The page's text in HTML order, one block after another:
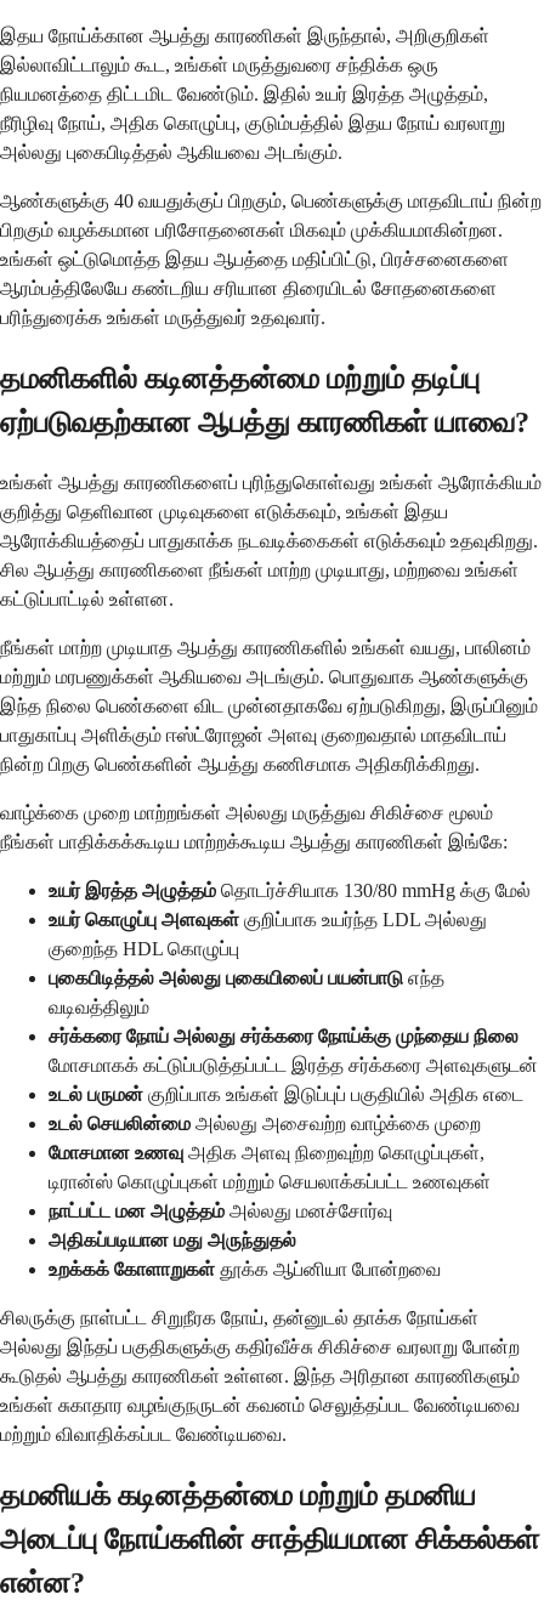
இதய நோய்க்கான ஆபத்து காரணிகள் இருந்தால், அறிகுறிகள்
இல்லாவிட்டாலும் கூட, உங்கள் மருத்துவரை சந்திக்க ஒரு
நியமனத்தை திட்டமிட வேண்டும். இதில் உயர் இரத்த அழுத்தம்,
நீரிழிவு நோய், அதிக கொழுப்பு, குடும்பத்தில் இதய நோய் வரலாறு
அல்லது புகைபிடித்தல் ஆகியவை அடங்கும்.
ஆண்களுக்கு 40 வயதுக்குப் பிறகும், பெண்களுக்கு மாதவிடாய் நின்ற
பிறகும் வழக்கமான பரிசோதனைகள் மிகவும் முக்கியமாகின்றன.
உங்கள் ஒட்டுமொத்த இதய ஆபத்தை மதிப்பிட்டு, பிரச்சனைகளை
ஆரம்பத்திலேயே கண்டறிய சரியான திரையிடல் சோதனைகளை
பரிந்துரைக்க உங்கள் மருத்துவர் உதவுவார்.
தமனிகளில் கடினத்தன்மை மற்றும் தடிப்பு
ஏற்படுவதற்கான ஆபத்து காரணிகள் யாவை?
உங்கள் ஆபத்து காரணிகளைப் புரிந்துகொள்வது உங்கள் ஆரோக்கியம்
குறித்து தெளிவான முடிவுகளை எடுக்கவும், உங்கள் இதய
ஆரோக்கியத்தைப் பாதுகாக்க நடவடிக்கைகள் எடுக்கவும் உதவுகிறது.
சில ஆபத்து காரணிகளை நீங்கள் மாற்ற முடியாது, மற்றவை உங்கள்
கட்டுப்பாட்டில் உள்ளன.
நீங்கள் மாற்ற முடியாத ஆபத்து காரணிகளில் உங்கள் வயது, பாலினம்
மற்றும் மரபணுக்கள் ஆகியவை அடங்கும். பொதுவாக ஆண்களுக்கு
இந்த நிலை பெண்களை விட முன்னதாகவே ஏற்படுகிறது, இருப்பினும்
பாதுகாப்பு அளிக்கும் ஈஸ்ட்ரோஜன் அளவு குறைவதால் மாதவிடாய்
நின்ற பிறகு பெண்களின் ஆபத்து கணிசமாக அதிகரிக்கிறது.
வாழ்க்கை முறை மாற்றங்கள் அல்லது மருத்துவ சிகிச்சை மூலம்
நீங்கள் பாதிக்கக்கூடிய மாற்றக்கூடிய ஆபத்து காரணிகள் இங்கே:
உயர் இரத்த அழுத்தம் தொடர்ச்சியாக 130/80 mmHg க்கு மேல்
உயர் கொழுப்பு அளவுகள் குறிப்பாக உயர்ந்த LDL அல்லது
குறைந்த HDL கொழுப்பு
புகைபிடித்தல் அல்லது புகையிலைப் பயன்பாடு எந்த
வடிவத்திலும்
சர்க்கரை நோய் அல்லது சர்க்கரை நோய்க்கு முந்தைய நிலை
மோசமாகக் கட்டுப்படுத்தப்பட்ட இரத்த சர்க்கரை அளவுகளுடன்
உடல் பருமன் குறிப்பாக உங்கள் இடுப்புப் பகுதியில் அதிக எடை
உடல் செயலின்மை அல்லது அசைவற்ற வாழ்க்கை முறை
மோசமான உணவு அதிக அளவு நிறைவுற்ற கொழுப்புகள்,
டிரான்ஸ் கொழுப்புகள் மற்றும் செயலாக்கப்பட்ட உணவுகள்
நாட்பட்ட மன அழுத்தம் அல்லது மனச்சோர்வு
அதிகப்படியான மது அருந்துதல்
உறக்கக் கோளாறுகள் தூக்க ஆப்னியா போன்றவை
சிலருக்கு நாள்பட்ட சிறுநீரக நோய், தன்னுடல் தாக்க நோய்கள்
அல்லது இந்தப் பகுதிகளுக்கு கதிர்வீச்சு சிகிச்சை வரலாறு போன்ற
கூடுதல் ஆபத்து காரணிகள் உள்ளன. இந்த அரிதான காரணிகளும்
உங்கள் சுகாதார வழங்குநருடன் கவனம் செலுத்தப்பட வேண்டியவை
மற்றும் விவாதிக்கப்பட வேண்டியவை.
தமனியக் கடினத்தன்மை மற்றும் தமனிய
அடைப்பு நோய்களின் சாத்தியமான சிக்கல்கள்
என்ன?